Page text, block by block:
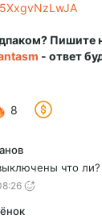
Пишите
- ответ
8
что ли?